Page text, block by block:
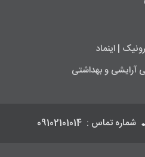
| اینماد
و بهداشتی
شماره تماس : 09102101014